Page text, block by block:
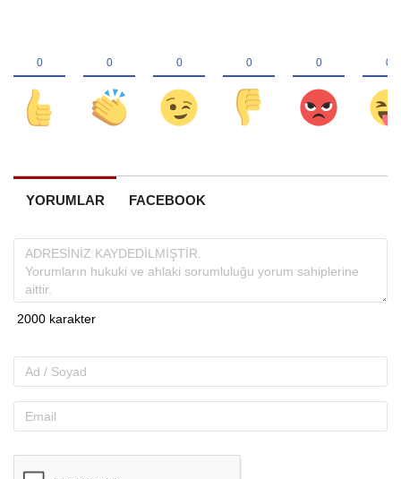
YORUMLAR FACEBOOK